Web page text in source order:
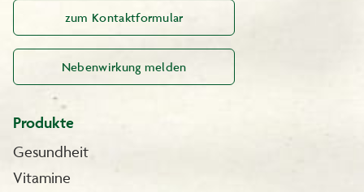
zum Kontaktformular
Nebenwirkung melden
Produkte
Gesundheit
Vitamine